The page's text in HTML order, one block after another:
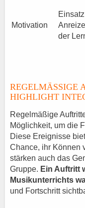
Motivation
der
REGELMÄSSIGE
IGHLIGHT
Regelmäßige
Möglichkeit, um die
Diese Ereignisse
Chance, ihr Können
stärken auch das
Gruppe. Ein Auftritt
Musikunterrichts
und Fortschritt